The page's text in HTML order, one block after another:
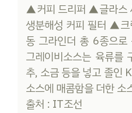
▲커피 드리퍼 ▲글라스
생분해성 커피 필터 ▲
동 그라인더 총 6종으로
그레이비소스는 육류를
추, 소금 등을 넣고 졸인
소스에 매콤함을 더한
출처 : IT조선